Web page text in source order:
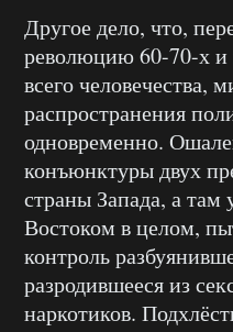
Другое дело, что,
революцию 60-70-х и
всего человечества,
распространения
одновременно.
конъюнктуры двух
страны Запада, а
Востоком в целом,
контроль
разродившееся из
наркотиков.